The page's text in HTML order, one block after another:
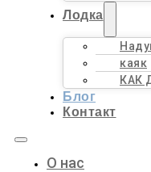
Лодка
каяк
КАК
Блог
Контакт
О нас